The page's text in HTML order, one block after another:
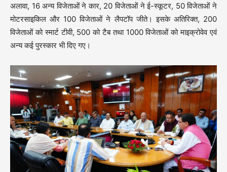
अलावा, 16 अन्य विजेताओं ने कार, 20 विजेताओं ने ई-स्कूटर, 50 विजेताओं ने
मोटरसाइकिल और 100 विजेताओं ने लैपटॉप जीते। इसके अतिरिक्त, 200
विजेताओं को स्मार्ट टीवी, 500 को टैब तथा 1000 विजेताओं को माइक्रोवेव एवं
अन्य कई पुरस्कार भी दिए गए।